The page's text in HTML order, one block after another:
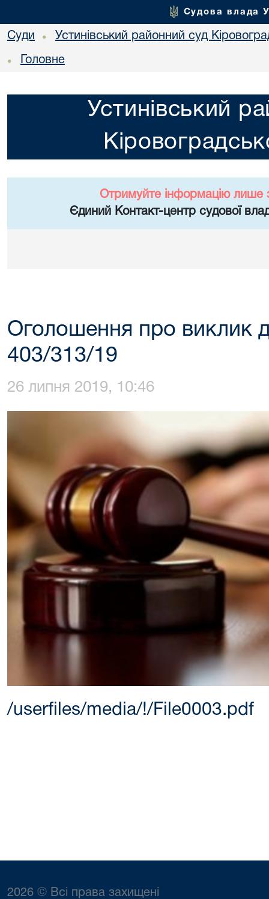
Судова влада
Суди • Устинівський районний суд
• Головне
Устинівський
Отримуйте інформацію лише
Єдиний Контакт-центр судової
Оголошення про виклик
403/313/19
26 липня 2019, 10:46
/userfiles/media/!/File0003.pdf
2026 © Всі права захищені